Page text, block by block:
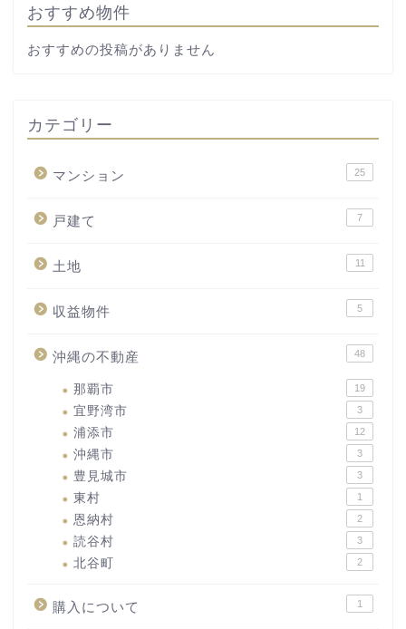
おすすめ物件
おすすめの投稿がありません
カテゴリー
マンション 25
戸建て 7
土地 11
収益物件 5
沖縄の不動産 48
那覇市 19
宜野湾市 3
浦添市 12
沖縄市 3
豊見城市 3
東村 1
恩納村 2
読谷村 3
北谷町 2
購入について 1